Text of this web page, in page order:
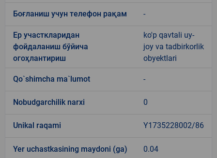
Боғланиш учун телефон рақам -
Ер участкларидан
фойдаланиш бўйича
огоҳлантириш
ko'p qavtali uy-
joy va tadbirkorlik
obyektlari
Qo`shimcha ma`lumot -
Nobudgarchilik narxi 0
Unikal raqami Y1735228002/86
Yer uchastkasining maydoni (ga) 0.04